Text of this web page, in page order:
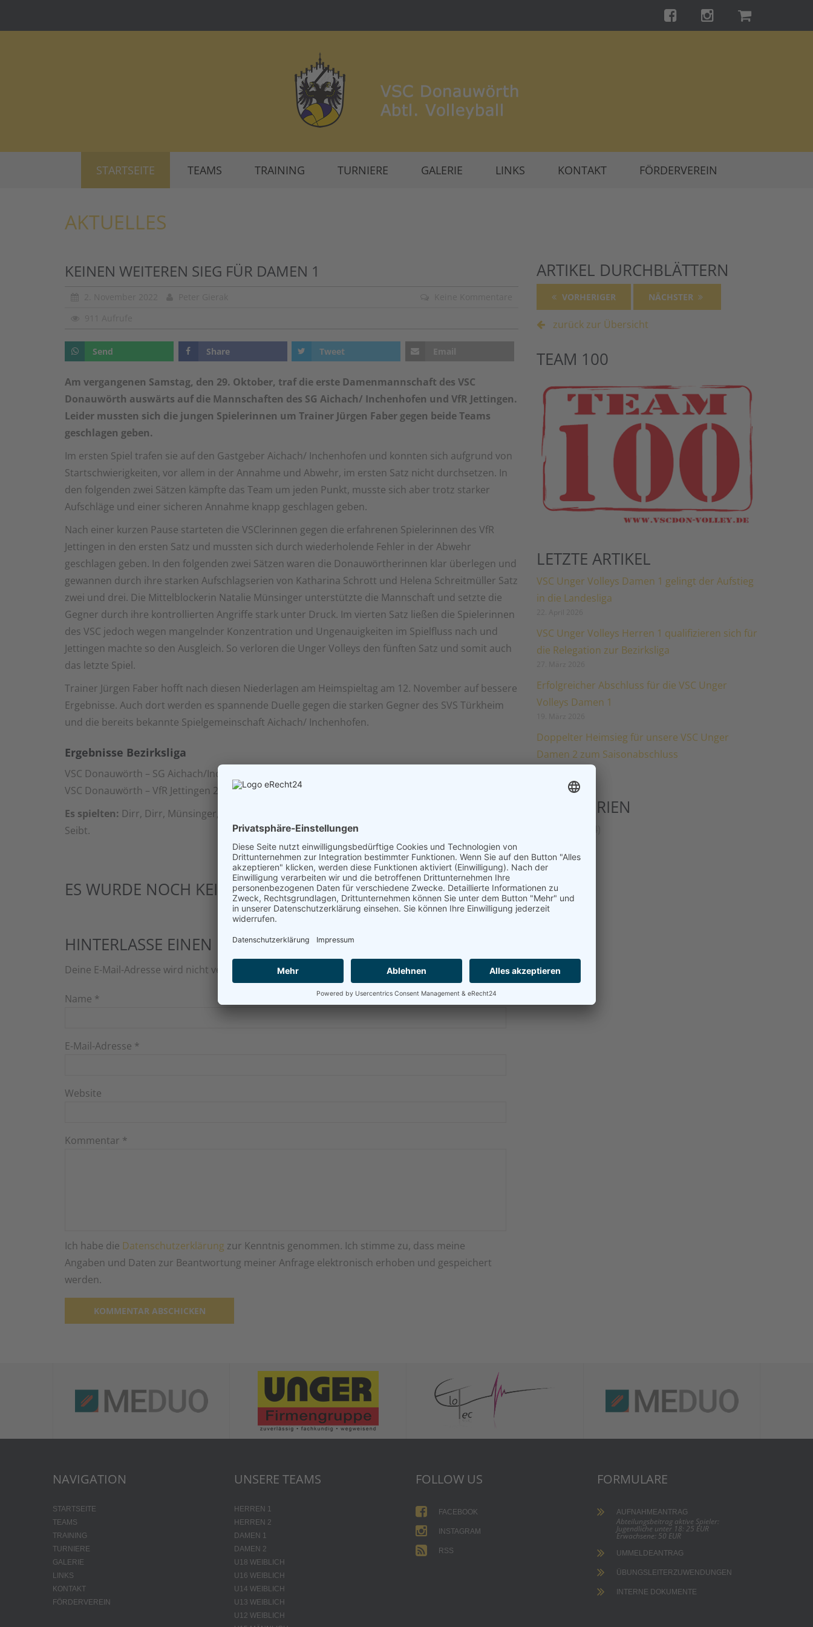
STARTSEITE TEAMS TRAINING TURNIERE GALERIE LINKS KONTAKT FÖRDERVEREIN
AKTUELLES
KEINEN WEITEREN SIEG FÜR DAMEN 1
Send Share Tweet Email
Am vergangenen Samstag, den 29. Oktober, traf die erste Damenmannschaft des VSC
Donauwörth auswärts auf die Mannschaften des SG Aichach/ Inchenhofen und VfR Jettingen.
Leider mussten sich die jungen Spielerinnen um Trainer Jürgen Faber gegen beide Teams
geschlagen geben.
Im ersten Spiel trafen sie auf den Gastgeber Aichach/ Inchenhofen und konnten sich aufgrund von
Startschwierigkeiten, vor allem in der Annahme und Abwehr, im ersten Satz nicht durchsetzen. In
den folgenden zwei Sätzen kämpfte das Team um jeden Punkt, musste sich aber trotz starker
Aufschläge und einer sicheren Annahme knapp geschlagen geben.
Nach einer kurzen Pause starteten die VSClerinnen gegen die erfahrenen Spielerinnen des VfR
Jettingen in den ersten Satz und mussten sich durch wiederholende Fehler in der Abwehr
geschlagen geben. In den folgenden zwei Sätzen waren die Donauwörtherinnen klar überlegen und
gewannen durch ihre starken Aufschlagserien von Katharina Schrott und Helena Schreitmüller Satz
zwei und drei. Die Mittelblockerin Natalie Münsinger unterstützte die Mannschaft und setzte die
Gegner durch ihre kontrollierten Angriffe stark unter Druck. Im vierten Satz ließen die Spielerinnen
des VSC jedoch wegen mangelnder Konzentration und Ungenauigkeiten im Spielfluss nach und
Jettingen machte so den Ausgleich. So verloren die Unger Volleys den fünften Satz und somit auch
das letzte Spiel.
Trainer Jürgen Faber hofft nach diesen Niederlagen am Heimspieltag am 12. November auf bessere
Ergebnisse. Auch dort werden es spannende Duelle gegen die starken Gegner des SVS Türkheim
und die bereits bekannte Spielgemeinschaft Aichach/ Inchenhofen.
Ergebnisse Bezirksliga
VSC Donauwörth – SG Aichach/Inchenhofen 0:3 (18:25, 26:28, 24:26)
VSC Donauwörth – VfR Jettingen 2:3 (23:25, 25:5, 25:15, 16:25, 12:15)
Es spielten: Dirr, Dirr, Münsinger, Regler, Rieder, Schreiber, Schreitmüller, Schrott, Schwarz und
Seibt.
ES WURDE NOCH KEIN KOMMENTAR GESCHRIEBEN.
HINTERLASSE EINEN KOMMENTAR
Deine E-Mail-Adresse wird nicht veröffentlicht. Erforderliche Felder sind mit*markiert.
Name *
E-Mail-Adresse *
Website
Kommentar *
Ich habe die Datenschutzerklärung zur Kenntnis genommen. Ich stimme zu, dass meine
Angaben und Daten zur Beantwortung meiner Anfrage elektronisch erhoben und gespeichert
werden.
ARTIKEL DURCHBLÄTTERN
VORHERIGER NÄCHSTER
zurück zur Übersicht
TEAM 100
LETZTE ARTIKEL
VSC Unger Volleys Damen 1 gelingt der Aufstieg
in die Landesliga
VSC Unger Volleys Herren 1 qualifizieren sich für
die Relegation zur Bezirksliga
Erfolgreicher Abschluss für die VSC Unger
Volleys Damen 1
Doppelter Heimsieg für unsere VSC Unger
Damen 2 zum Saisonabschluss
KATEGORIEN
Damen(192)
Hobby(2)
Jugend
NAVIGATION
STARTSEITE
TEAMS
TRAINING
TURNIERE
GALERIE
LINKS
KONTAKT
FÖRDERVEREIN
UNSERE TEAMS
HERREN 1
HERREN 2
DAMEN 1
DAMEN 2
U18 WEIBLICH
U16 WEIBLICH
U14 WEIBLICH
U13 WEIBLICH
U12 WEIBLICH
FOLLOW US
FACEBOOK
INSTAGRAM
RSS
FORMULARE
AUFNAHMEANTRAG
Abteilungsbeitrag aktive Spieler:
Jugendliche unter 18: 25 EUR
Erwachsene: 50 EUR
UMMELDEANTRAG
ÜBUNGSLEITERZUWENDUNGEN
INTERNE DOKUMENTE